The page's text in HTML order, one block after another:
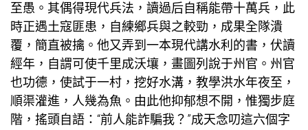
至愚。其偶得現代兵法，讀過后自稱能帶十萬兵，此
時正遇土寇匪患，自練鄉兵與之較勁，成果全隊潰
覆，簡直被擒。他又弄到一本現代講水利的書，伏讀
經年，自謂可使千里成沃壤，畫圖列說于州官。州官
也功德，使試于一村，挖好水溝， 教學洪水年夜至，
順渠灌進，人幾為魚。由此他抑郁想不開，惟獨步庭
階，搖頭自語：“前人能詐騙我？”成天念叨這六個字